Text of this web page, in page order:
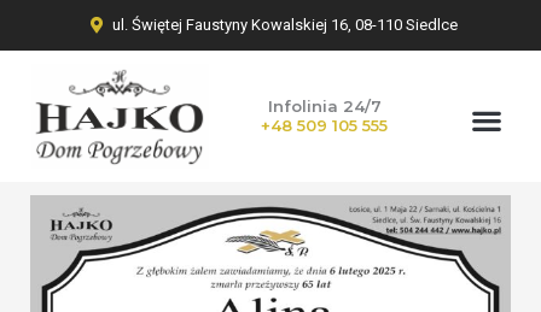
ul. Świętej Faustyny Kowalskiej 16, 08-110 Siedlce
Infolinia 24/7
+48 509 105 555